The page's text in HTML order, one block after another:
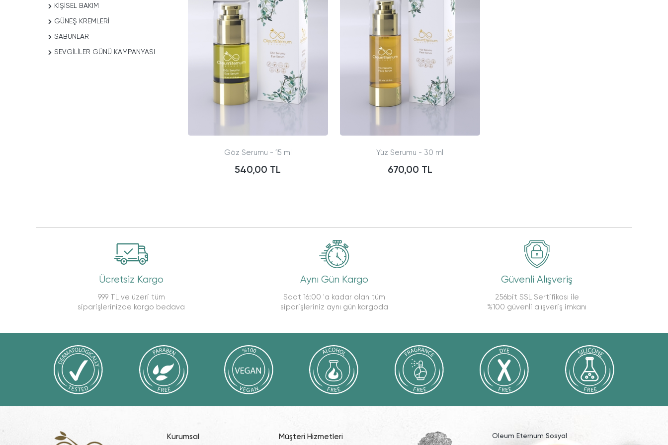
KIŞISEL BAKIM
GÜNEŞ KREMLERI
SABUNLAR
SEVGILILER GÜNÜ KAMPANYASI
Göz Serumu - 15 ml
540,00 TL
Yüz Serumu - 30 ml
670,00 TL
Ücretsiz Kargo
999 TL ve üzeri tüm
siparişlerinizde kargo bedava
Aynı Gün Kargo
Saat 16:00 'a kadar olan tüm
siparişleriniz aynı gün kargoda
Güvenli Alışveriş
256bit SSL Sertifikası ile
%100 güvenli alışveriş imkanı
Kurumsal Müşteri Hizmetleri Oleum Eternum Sosyal